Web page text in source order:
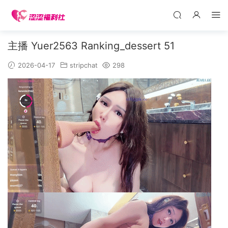
主播 Yuer2563 Ranking_dessert 51
2026-04-17 stripchat 298